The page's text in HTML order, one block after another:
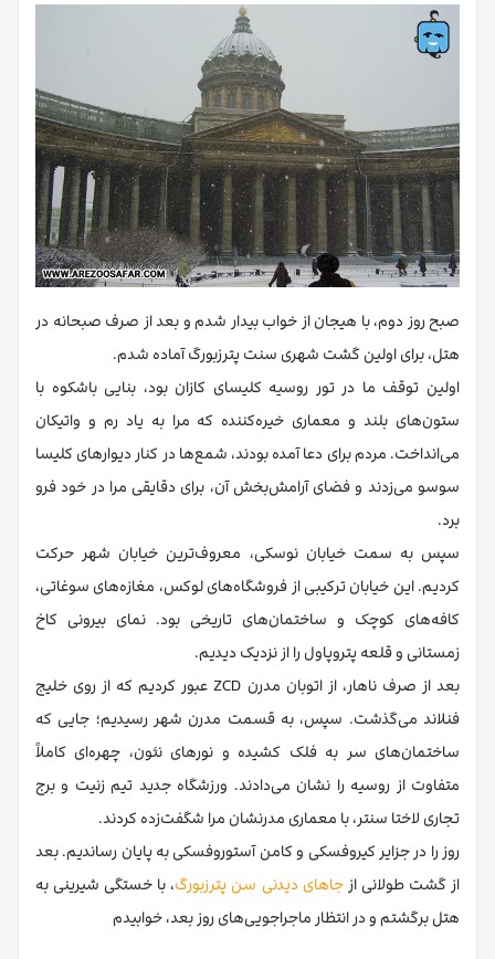
صبح روز دوم، با هیجان از خواب بیدار شدم و بعد از صرف صبحانه در
هتل، برای اولین گشت شهری سنت پترزبورگ آماده شدم.
اولین توقف ما در تور روسیه کلیسای کازان بود، بنایی باشکوه با
ستون‌های بلند و معماری خیره‌کننده که مرا به یاد رم و واتیکان
می‌انداخت. مردم برای دعا آمده بودند، شمع‌ها در کنار دیوارهای کلیسا
سوسو می‌زدند و فضای آرامش‌بخش آن، برای دقایقی مرا در خود فرو
برد.
سپس به سمت خیابان نوسکی، معروف‌ترین خیابان شهر حرکت
کردیم. این خیابان ترکیبی از فروشگاه‌های لوکس، مغازه‌های سوغاتی،
کافه‌های کوچک و ساختمان‌های تاریخی بود. نمای بیرونی کاخ
زمستانی و قلعه پتروپاول را از نزدیک دیدیم.
بعد از صرف ناهار، از اتوبان مدرن ZCD عبور کردیم که از روی خلیج
فنلاند می‌گذشت. سپس، به قسمت مدرن شهر رسیدیم؛ جایی که
ساختمان‌های سر به فلک کشیده و نورهای نئون، چهره‌ای کاملاً
متفاوت از روسیه را نشان می‌دادند. ورزشگاه جدید تیم زنیت و برج
تجاری لاختا سنتر، با معماری مدرنشان مرا شگفت‌زده کردند.
روز را در جزایر کیروفسکی و کامن آستوروفسکی به پایان رساندیم. بعد
از گشت طولانی از جاهای دیدنی سن پترزبورگ، با خستگی شیرینی به
هتل برگشتم و در انتظار ماجراجویی‌های روز بعد، خوابیدم